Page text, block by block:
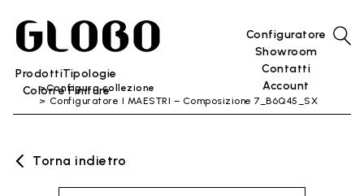
ProdottiTipologie
Colori e Finiture
Configuratore
Showroom
Contatti
Account
Configura collezione
Configuratore I MAESTRI – Composizione 7_B6Q45_SX
Torna indietro